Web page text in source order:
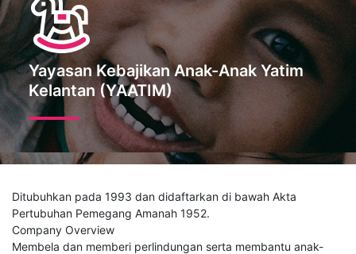
Yayasan Kebajikan Anak-Anak Yatim
Kelantan (YAATIM)
Ditubuhkan pada 1993 dan didaftarkan di bawah Akta
Pertubuhan Pemegang Amanah 1952.
Company Overview
Membela dan memberi perlindungan serta membantu anak-